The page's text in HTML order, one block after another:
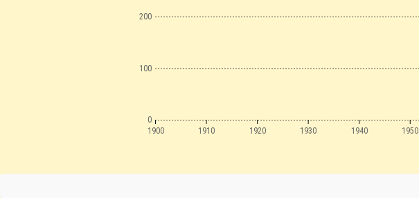
1900 1910 1920 1930 1940 1950
0
100
200